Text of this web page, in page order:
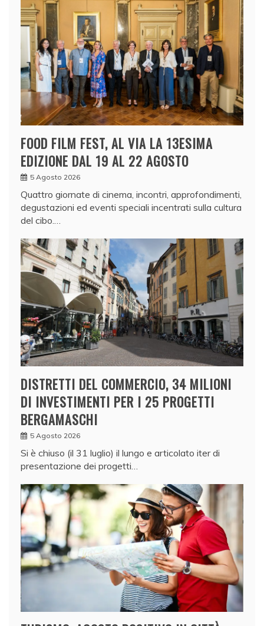
FOOD FILM FEST, AL VIA LA 13ESIMA
EDIZIONE DAL 19 AL 22 AGOSTO
5 Agosto 2026
Quattro giornate di cinema, incontri, approfondimenti,
degustazioni ed eventi speciali incentrati sulla cultura
del cibo.…
DISTRETTI DEL COMMERCIO, 34 MILIONI
DI INVESTIMENTI PER I 25 PROGETTI
BERGAMASCHI
5 Agosto 2026
Si è chiuso (il 31 luglio) il lungo e articolato iter di
presentazione dei progetti…